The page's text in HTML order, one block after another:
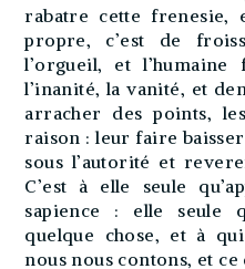
rabatre cette frenesie,
propre, c’est de
l’orgueil, et
l’inanité, la vanité, et
arracher des points,
raison : leur faire
sous l’autorité et
C’est à elle seule
sapience : elle seule
quelque chose, et à
nous nous contons, et